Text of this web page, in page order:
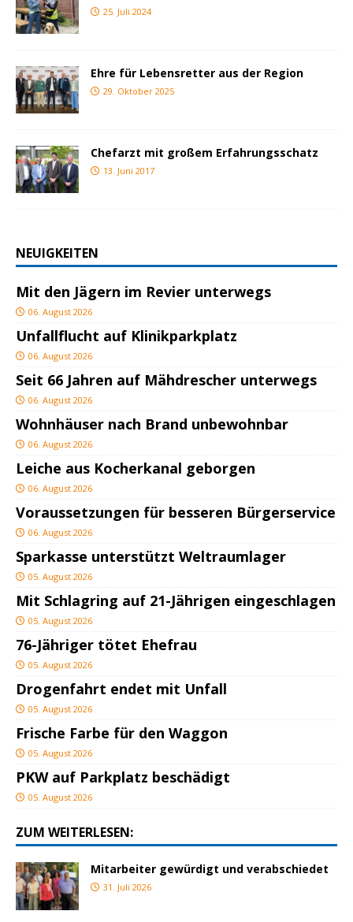
25. Juli 2024
Ehre für Lebensretter aus der Region
29. Oktober 2025
Chefarzt mit großem Erfahrungsschatz
13. Juni 2017
NEUIGKEITEN
Mit den Jägern im Revier unterwegs
06. August 2026
Unfallflucht auf Klinikparkplatz
06. August 2026
Seit 66 Jahren auf Mähdrescher unterwegs
06. August 2026
Wohnhäuser nach Brand unbewohnbar
06. August 2026
Leiche aus Kocherkanal geborgen
06. August 2026
Voraussetzungen für besseren Bürgerservice
06. August 2026
Sparkasse unterstützt Weltraumlager
05. August 2026
Mit Schlagring auf 21-Jährigen eingeschlagen
05. August 2026
76-Jähriger tötet Ehefrau
05. August 2026
Drogenfahrt endet mit Unfall
05. August 2026
Frische Farbe für den Waggon
05. August 2026
PKW auf Parkplatz beschädigt
05. August 2026
ZUM WEITERLESEN:
Mitarbeiter gewürdigt und verabschiedet
31. Juli 2026